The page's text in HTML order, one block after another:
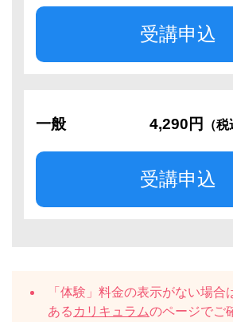
受講申込
一般 4,290円 （税
受講申込
「体験」料金の表示がない場合
ある カリキュラムのページでご